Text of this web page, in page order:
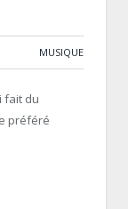
MUSIQUE
fait du
préféré